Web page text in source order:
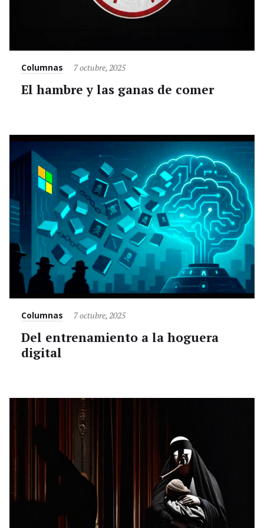
Category
Columnas
Posted
7 octubre, 2025
El hambre y las ganas de comer
Category
Columnas
Posted
7 octubre, 2025
Del entrenamiento a la hoguera
digital